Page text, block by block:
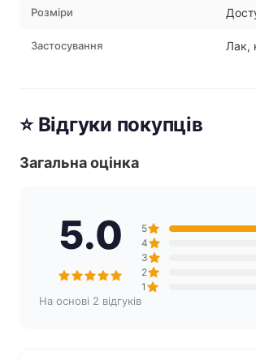
Розміри
Застосування Лак,
⭐ Відгуки покупців
Загальна оцінка
5.0
На основі 2 відгуків
5
4
3
2
1